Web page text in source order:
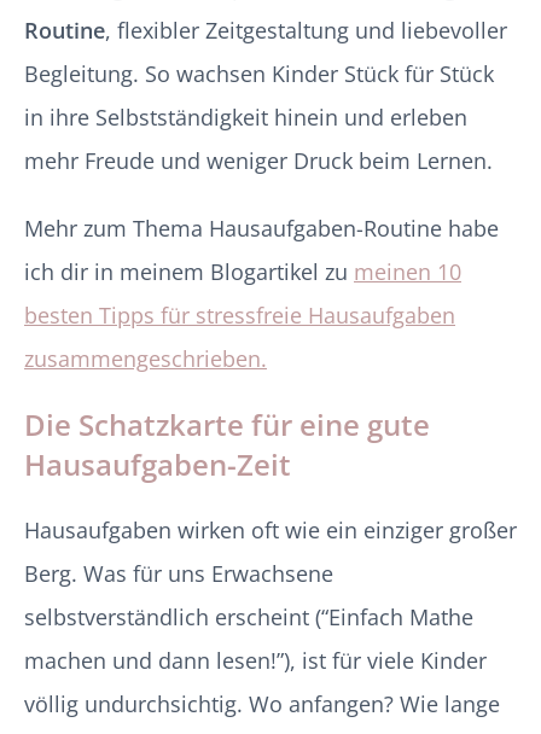
Routine, flexibler Zeitgestaltung und liebevoller
Begleitung. So wachsen Kinder Stück für Stück
in ihre Selbstständigkeit hinein und erleben
mehr Freude und weniger Druck beim Lernen.
Mehr zum Thema Hausaufgaben-Routine habe
ich dir in meinem Blogartikel zu meinen 10
besten Tipps für stressfreie Hausaufgaben
zusammengeschrieben.
Die Schatzkarte für eine gute
Hausaufgaben-Zeit
Hausaufgaben wirken oft wie ein einziger großer
Berg. Was für uns Erwachsene
selbstverständlich erscheint (“Einfach Mathe
machen und dann lesen!”), ist für viele Kinder
völlig undurchsichtig. Wo anfangen? Wie lange